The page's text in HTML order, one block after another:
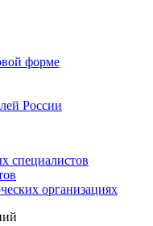
форме
России
специалистов
организациях